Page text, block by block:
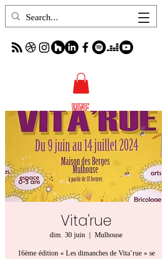
Vita'rue
dim. 30 juin
  |
Mulhouse
16ème édition « Les dimanches de Vita’rue » se